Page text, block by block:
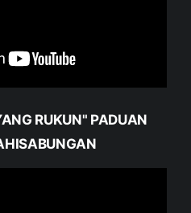
RUKUN" PADUAN